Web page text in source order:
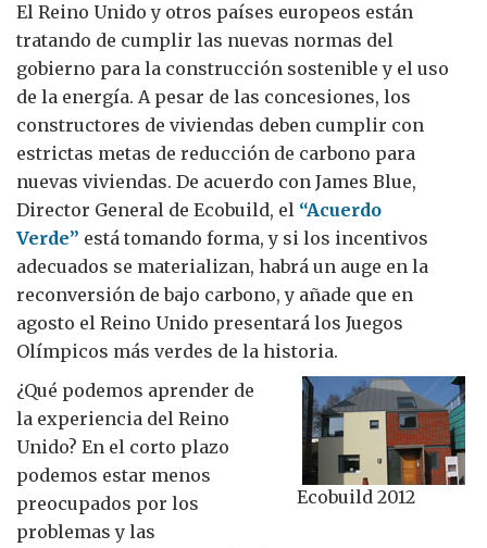
El Reino Unido y otros países europeos están
tratando de cumplir las nuevas normas del
gobierno para la construcción sostenible y el uso
de la energía. A pesar de las concesiones, los
constructores de viviendas deben cumplir con
estrictas metas de reducción de carbono para
nuevas viviendas. De acuerdo con James Blue,
Director General de Ecobuild, el “Acuerdo
Verde” está tomando forma, y ​​si los incentivos
adecuados se materializan, habrá un auge en la
reconversión de bajo carbono, y añade que en
agosto el Reino Unido presentará los Juegos
Olímpicos más verdes de la historia.
Ecobuild 2012
¿Qué podemos aprender de
la experiencia del Reino
Unido? En el corto plazo
podemos estar menos
preocupados por los
problemas y las